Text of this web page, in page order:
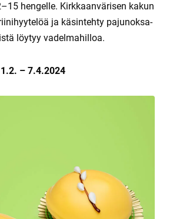
hengelle. Kirkkaanvärisen kakun
ja käsintehty pajunoksa-
löytyy vadelmahilloa.
– 7.4.2024